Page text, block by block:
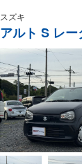
スズキ
アルト S レ